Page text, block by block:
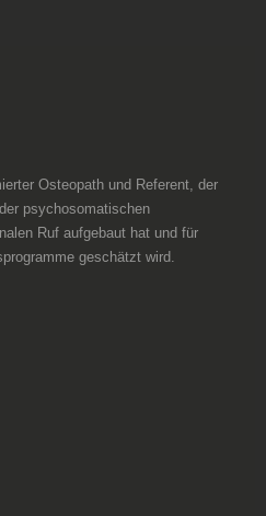
Osteopath und Referent, der
psychosomatischen
Ruf aufgebaut hat und für
geschätzt wird.